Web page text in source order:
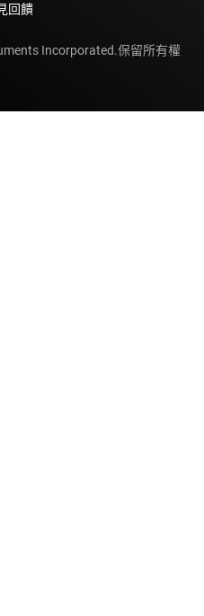
回饋
Incorporated.保留所有權